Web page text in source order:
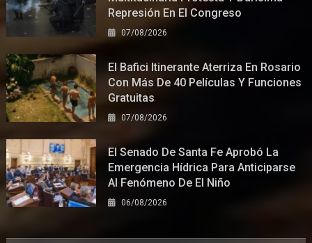
Represión En El Congreso
07/08/2026
El Bafici Itinerante Aterriza En Rosario
Con Más De 40 Películas Y Funciones
Gratuitas
07/08/2026
El Senado De Santa Fe Aprobó La
Emergencia Hídrica Para Anticiparse
Al Fenómeno De El Niño
06/08/2026